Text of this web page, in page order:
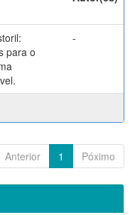
para o
-
Anterior 1 Póximo